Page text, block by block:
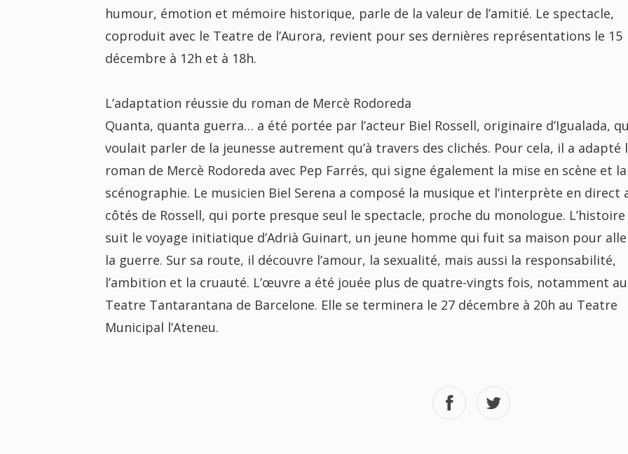
humour, émotion et mémoire historique, parle de la valeur de l’amitié. Le spectacle,
coproduit avec le Teatre de l’Aurora, revient pour ses dernières représentations le 15
décembre à 12h et à 18h.
L’adaptation réussie du roman de Mercè Rodoreda
Quanta, quanta guerra… a été portée par l’acteur Biel Rossell, originaire d’Igualada,
voulait parler de la jeunesse autrement qu’à travers des clichés. Pour cela, il a adapté
roman de Mercè Rodoreda avec Pep Farrés, qui signe également la mise en scène et la
scénographie. Le musicien Biel Serena a composé la musique et l’interprète en direct
côtés de Rossell, qui porte presque seul le spectacle, proche du monologue. L’histoire
suit le voyage initiatique d’Adrià Guinart, un jeune homme qui fuit sa maison pour
la guerre. Sur sa route, il découvre l’amour, la sexualité, mais aussi la responsabilité,
l’ambition et la cruauté. L’œuvre a été jouée plus de quatre-vingts fois, notamment au
Teatre Tantarantana de Barcelone. Elle se terminera le 27 décembre à 20h au Teatre
Municipal l’Ateneu.